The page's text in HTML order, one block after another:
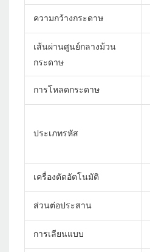
ความกว้างกระดาษ
เส้นผ่านศูนย์กลางม้วน
กระดาษ
การโหลดกระดาษ
ประเภทรหัส
เครื่องตัดอัตโนมัติ
ส่วนต่อประสาน
การเลียนแบบ